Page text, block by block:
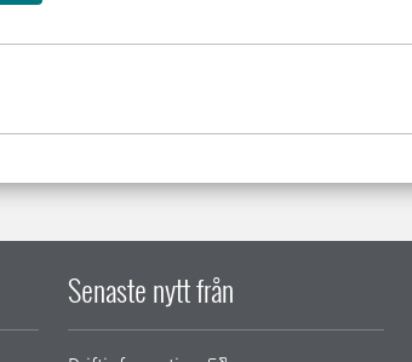
Senaste nytt från